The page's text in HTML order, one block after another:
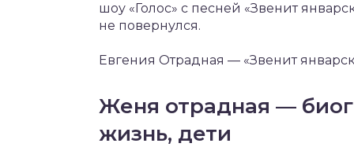
шоу «Голос» с песней «Звенит
не повернулся.
Евгения Отрадная — «Звенит
Женя отрадная —
жизнь, дети